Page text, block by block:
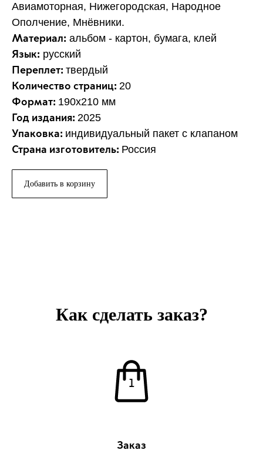
Авиамоторная, Нижегородская, Народное
Ополчение, Мнёвники.
Материал: альбом - картон, бумага, клей
Язык: русский
Переплет: твердый
Количество страниц: 20
Формат: 190x210 мм
Год издания: 2025
Упаковка: индивидуальный пакет с клапаном
Страна изготовитель: Россия
Добавить в корзину
Как сделать заказ?
Заказ